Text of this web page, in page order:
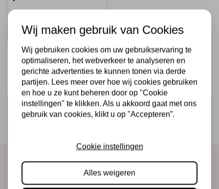
€2,25 Op voorraad
Snel toevoegen
Schrijf je in voor de nieuwsbrief
Ontvang als eerste onze actie en nieuwe producten
Wij maken gebruik van Cookies
Wij gebruiken cookies om uw gebruikservaring te
optimaliseren, het webverkeer te analyseren en
gerichte advertenties te kunnen tonen via derde
partijen. Lees meer over hoe wij cookies gebruiken
en hoe u ze kunt beheren door op "Cookie
instellingen" te klikken. Als u akkoord gaat met ons
gebruik van cookies, klikt u op "Accepteren”.
Cookie instellingen
Alles weigeren